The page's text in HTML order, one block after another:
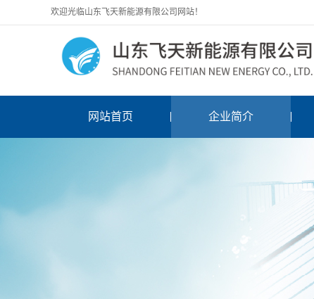
欢迎光临山东飞天新能源有限公司网站！
网站首页 企业简介